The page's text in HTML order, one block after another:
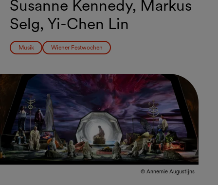
Susanne Kennedy, Markus
Selg, Yi-Chen Lin
Musik Wiener Festwochen
© Annemie Augustijns